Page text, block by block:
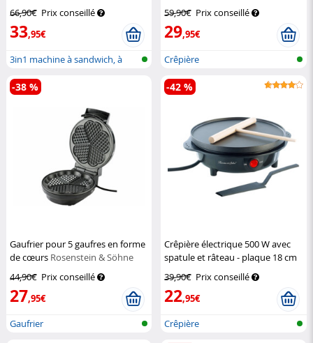
66,90€ Prix conseillé
33,95€
3in1 machine à sandwich, à
gaufres...
59,90€ Prix conseillé
29,95€
Crêpière
Gaufrier pour 5 gaufres en forme
de cœurs Rosenstein & Söhne
44,90€ Prix conseillé
27,95€
-38 %
Gaufrier
Crêpière électrique 500 W avec
spatule et râteau - plaque 18 cm
39,90€ Prix conseillé
22,95€
-42 %
Crêpière